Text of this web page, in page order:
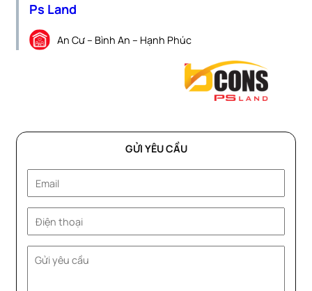
Ps Land
An Cư – Bình An – Hạnh Phúc
GỬI YÊU CẦU